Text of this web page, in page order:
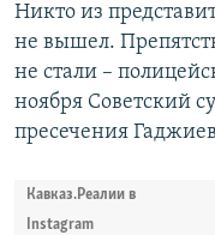
Никто из
не вышел.
не стали –
ноября Советский
пресечения
Кавказ.Реалии в
Instagram